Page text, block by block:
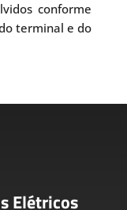
conforme
terminal e do
Elétricos